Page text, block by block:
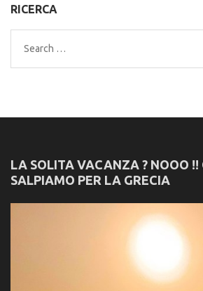
RICERCA
Search
for:
LA SOLITA VACANZA ? NOOO !!
SALPIAMO PER LA GRECIA